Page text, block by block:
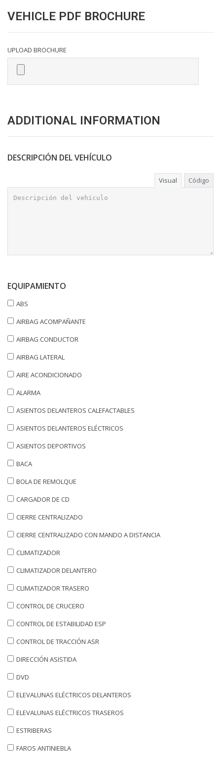
VEHICLE PDF BROCHURE
UPLOAD BROCHURE
ADDITIONAL INFORMATION
DESCRIPCIÓN DEL VEHÍCULO
Visual Código
EQUIPAMIENTO
ABS
AIRBAG ACOMPAÑANTE
AIRBAG CONDUCTOR
AIRBAG LATERAL
AIRE ACONDICIONADO
ALARMA
ASIENTOS DELANTEROS CALEFACTABLES
ASIENTOS DELANTEROS ELÉCTRICOS
ASIENTOS DEPORTIVOS
BACA
BOLA DE REMOLQUE
CARGADOR DE CD
CIERRE CENTRALIZADO
CIERRE CENTRALIZADO CON MANDO A DISTANCIA
CLIMATIZADOR
CLIMATIZADOR DELANTERO
CLIMATIZADOR TRASERO
CONTROL DE CRUCERO
CONTROL DE ESTABILIDAD ESP
CONTROL DE TRACCIÓN ASR
DIRECCIÓN ASISTIDA
DVD
ELEVALUNAS ELÉCTRICOS DELANTEROS
ELEVALUNAS ELÉCTRICOS TRASEROS
ESTRIBERAS
FAROS ANTINIEBLA